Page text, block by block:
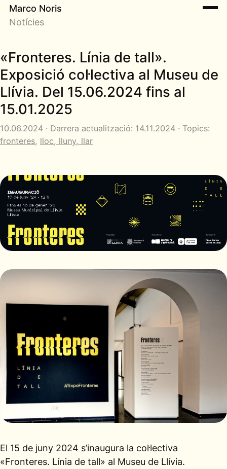
Marco Noris
Notícies
«Fronteres. Línia de tall».
Exposició col·lectiva al Museu de
Llívia. Del 15.06.2024 fins al
15.01.2025
10.06.2024 · Darrera actualització: 14.11.2024 · Topics:
fronteres, lloc, lluny, llar
El 15 de juny 2024 s’inaugura la col·lectiva
«Fronteres. Línia de tall» al Museu de Llívia.